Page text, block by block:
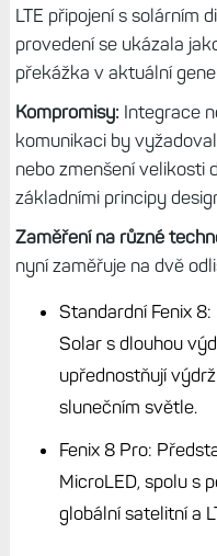
LTE připojení s solárním
provedení se ukázala
překážka v aktuální
Kompromisy: Integrace
komunikaci by
nebo zmenšení velikosti
základními principy
Zaměření na různé
nyní zaměřuje na dvě
Standardní Fenix
Solar s dlouhou
upřednostňují
slunečním světle.
Fenix 8 Pro:
MicroLED, spolu s
globální satelitní a